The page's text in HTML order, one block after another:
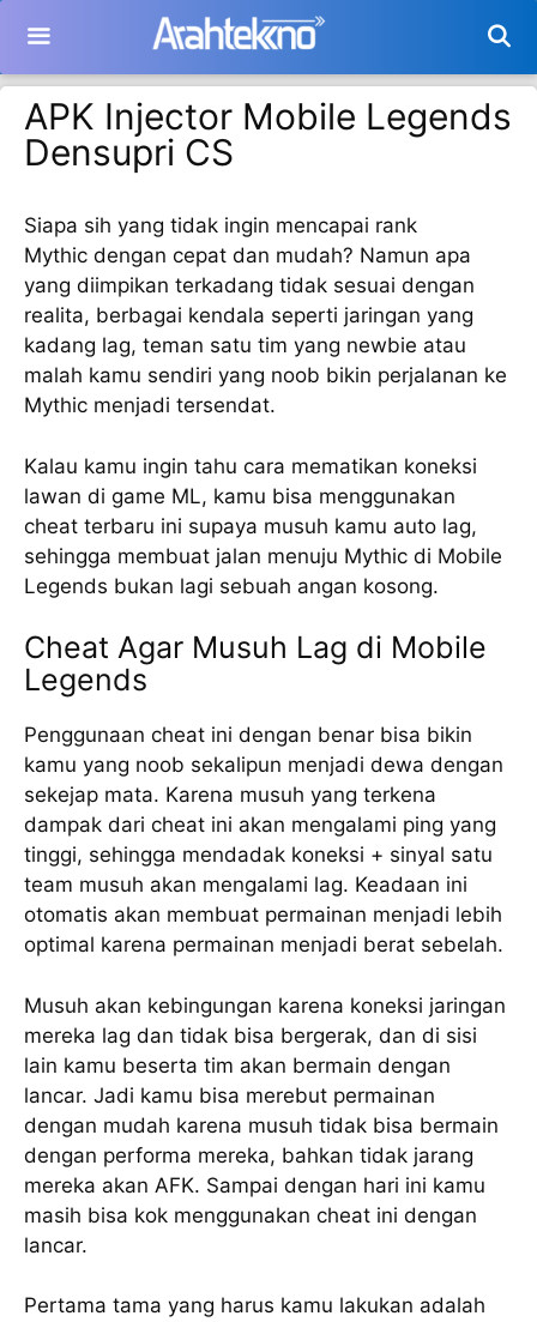
isi
APK Injector Mobile Legends
Densupri CS
Siapa sih yang tidak ingin mencapai rank
Mythic dengan cepat dan mudah? Namun apa
yang diimpikan terkadang tidak sesuai dengan
realita, berbagai kendala seperti jaringan yang
kadang lag, teman satu tim yang newbie atau
malah kamu sendiri yang noob bikin perjalanan ke
Mythic menjadi tersendat.
Kalau kamu ingin tahu cara mematikan koneksi
lawan di game ML, kamu bisa menggunakan
cheat terbaru ini supaya musuh kamu auto lag,
sehingga membuat jalan menuju Mythic di Mobile
Legends bukan lagi sebuah angan kosong.
Cheat Agar Musuh Lag di Mobile
Legends
Penggunaan cheat ini dengan benar bisa bikin
kamu yang noob sekalipun menjadi dewa dengan
sekejap mata. Karena musuh yang terkena
dampak dari cheat ini akan mengalami ping yang
tinggi, sehingga mendadak koneksi + sinyal satu
team musuh akan mengalami lag. Keadaan ini
otomatis akan membuat permainan menjadi lebih
optimal karena permainan menjadi berat sebelah.
Musuh akan kebingungan karena koneksi jaringan
mereka lag dan tidak bisa bergerak, dan di sisi
lain kamu beserta tim akan bermain dengan
lancar. Jadi kamu bisa merebut permainan
dengan mudah karena musuh tidak bisa bermain
dengan performa mereka, bahkan tidak jarang
mereka akan AFK. Sampai dengan hari ini kamu
masih bisa kok menggunakan cheat ini dengan
lancar.
Pertama tama yang harus kamu lakukan adalah